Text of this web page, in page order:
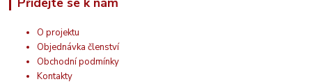
O projektu
Objednávka členství
Obchodní podmínky
Kontakty